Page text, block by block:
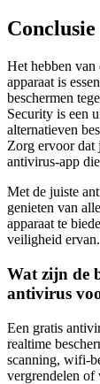
Conclusie
Het hebben
apparaat is
beschermen
Security is een
alternatieven
Zorg ervoor dat
antivirus-app
Met de juiste
genieten van
apparaat te
veiligheid ervan.
Wat zijn de
antivirus
Een gratis
realtime
scanning, wifi-
vergrendelen of